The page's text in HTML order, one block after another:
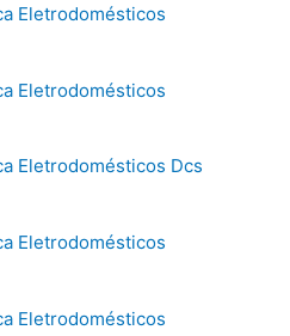
Eletrodomésticos
Eletrodomésticos
Eletrodomésticos Dcs
Eletrodomésticos
Eletrodomésticos